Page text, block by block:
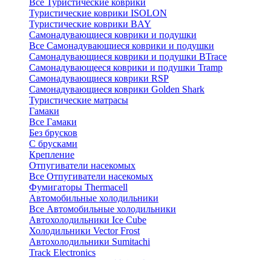
Все Туристические коврики
Туристические коврики ISOLON
Туристические коврики BAY
Самонадувающиеся коврики и подушки
Все Самонадувающиеся коврики и подушки
Самонадувающиеся коврики и подушки BTrace
Самонадувающееся коврики и подушки Tramp
Самонадувающиеся коврики RSP
Самонадувающиеся коврики Golden Shark
Туристические матрасы
Гамаки
Все Гамаки
Без брусков
С брусками
Крепление
Отпугиватели насекомых
Все Отпугиватели насекомых
Фумигаторы Thermacell
Автомобильные холодильники
Все Автомобильные холодильники
Автохолодильники Ice Cube
Холодильники Vector Frost
Автохолодильники Sumitachi
Track Electronics